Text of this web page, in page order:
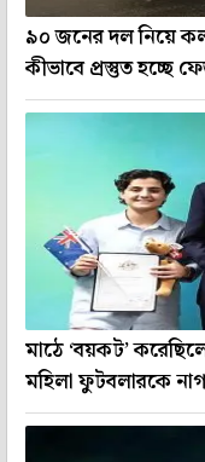
৯০ জনের দল নিয়ে
কীভাবে প্রস্তুত হচ্ছে
মাঠে ‘বয়কট’
মহিলা ফুটবলারকে